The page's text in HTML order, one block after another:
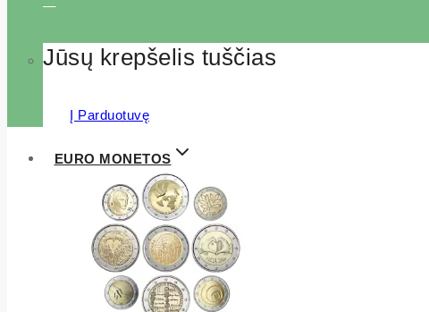
Jūsų krepšelis tuščias
Į Parduotuvę
EURO MONETOS